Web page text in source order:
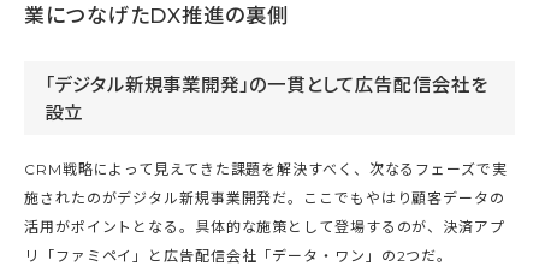
業につなげたDX推進の裏側
「デジタル新規事業開発」の一貫として広告配信会社を
設立
CRM戦略によって見えてきた課題を解決すべく、次なるフェーズで実
施されたのがデジタル新規事業開発だ。ここでもやはり顧客データの
活用がポイントとなる。具体的な施策として登場するのが、決済アプ
リ「ファミペイ」と広告配信会社「データ・ワン」の2つだ。